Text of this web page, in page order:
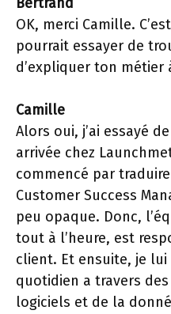
OK, merci Camille.
pourrait essayer de
d’expliquer ton métier
Camille
Alors oui, j’ai essayé
arrivée chez
commencé par
Customer Success
peu opaque. Donc,
tout à l’heure, est
client. Et ensuite, je
quotidien a travers
logiciels et de la